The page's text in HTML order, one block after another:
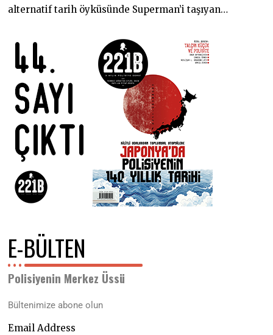
alternatif tarih öyküsünde Superman’i taşıyan…
E-BÜLTEN
Polisiyenin Merkez Üssü
Bültenimize abone olun
Email Address